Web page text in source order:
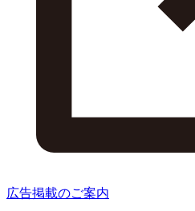
広告掲載のご案内